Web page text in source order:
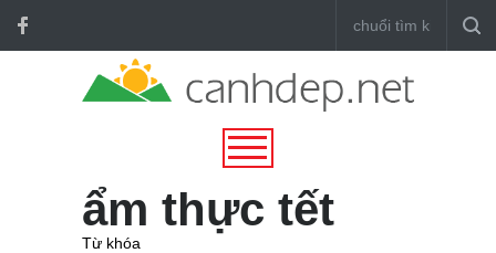
ẩm thực tết
Từ khóa